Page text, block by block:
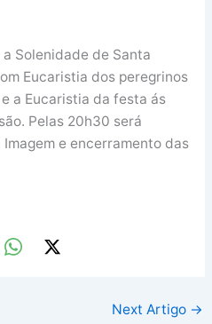
Solenidade de Santa
Eucaristia dos peregrinos
a Eucaristia da festa ás
Pelas 20h30 será
e encerramento das
Next Artigo →